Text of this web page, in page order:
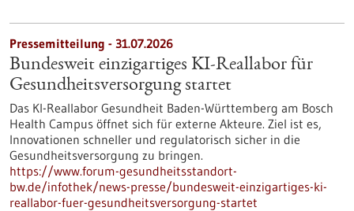
Pressemitteilung - 31.07.2026
Bundesweit einzigartiges KI-Reallabor für
Gesundheits­versorgung startet
Das KI-Reallabor Gesundheit Baden-Württemberg am Bosch
Health Campus öffnet sich für externe Akteure. Ziel ist es,
Innovationen schneller und regulatorisch sicher in die
Gesundheitsversorgung zu bringen.
https://www.forum-gesundheitsstandort-
bw.de/infothek/news-presse/bundesweit-einzigartiges-ki-
reallabor-fuer-gesundheitsversorgung-startet